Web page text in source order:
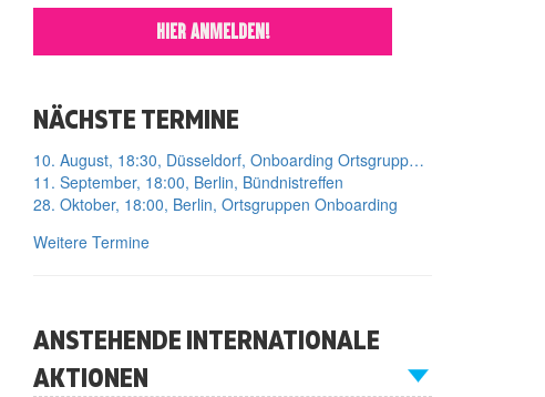
HIER ANMELDEN!
NÄCHSTE TERMINE
10. August, 18:30, Düsseldorf, Onboarding Ortsgruppe Düsseldorf
11. September, 18:00, Berlin, Bündnistreffen
28. Oktober, 18:00, Berlin, Ortsgruppen Onboarding
Weitere Termine
ANSTEHENDE INTERNATIONALE
AKTIONEN